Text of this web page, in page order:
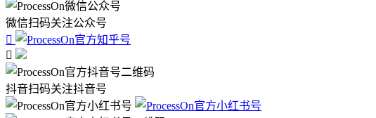
微信扫码关注公众号


抖音扫码关注抖音号